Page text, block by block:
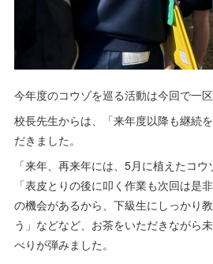
今年度のコウゾを巡る活動は今回で一区
校長先生からは、「来年度以降も継続
だきました。
「来年、再来年には、5月に植えたコウ
「表皮とりの後に叩く作業も次回は是
の機会があるから、下級生にしっかり
う」などなど、お茶をいただきながら
べりが弾みました。